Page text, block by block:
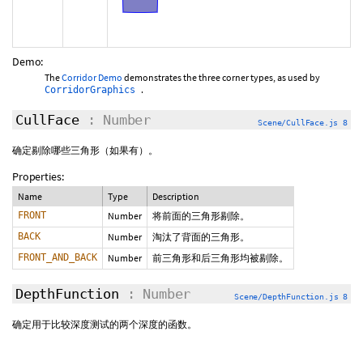
Demo:
TheCorridor Demo demonstrates the three corner types, as used by
CorridorGraphics .
CullFace : Number Scene/CullFace.js 8
确定剔除哪些三角形（如果有）。
Properties:
Name Type Description
FRONT Number 将前面的三角形剔除。
BACK Number 淘汰了背面的三角形。
FRONT_AND_BACK Number 前三角形和后三角形均被剔除。
DepthFunction : Number Scene/DepthFunction.js 8
确定用于比较深度测试的两个深度的函数。